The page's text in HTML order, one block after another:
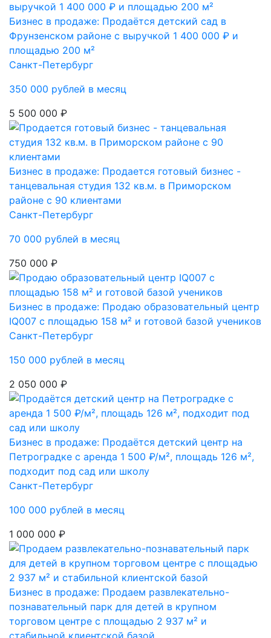
Бизнес в продаже: Продаётся детский сад в
Фрунзенском районе с выручкой 1 400 000 ₽ и
площадью 200 м²
Санкт-Петербург
350 000 рублей в месяц
5 500 000 ₽
Бизнес в продаже: Продается готовый бизнес -
танцевальная студия 132 кв.м. в Приморском
районе с 90 клиентами
Санкт-Петербург
70 000 рублей в месяц
750 000 ₽
Бизнес в продаже: Продаю образовательный центр
IQ007 с площадью 158 м² и готовой базой учеников
Санкт-Петербург
150 000 рублей в месяц
2 050 000 ₽
Бизнес в продаже: Продаётся детский центр на
Петроградке с аренда 1 500 ₽/м², площадь 126 м²,
подходит под сад или школу
Санкт-Петербург
100 000 рублей в месяц
1 000 000 ₽
Бизнес в продаже: Продаем развлекательно-
познавательный парк для детей в крупном
торговом центре с площадью 2 937 м² и
стабильной клиентской базой